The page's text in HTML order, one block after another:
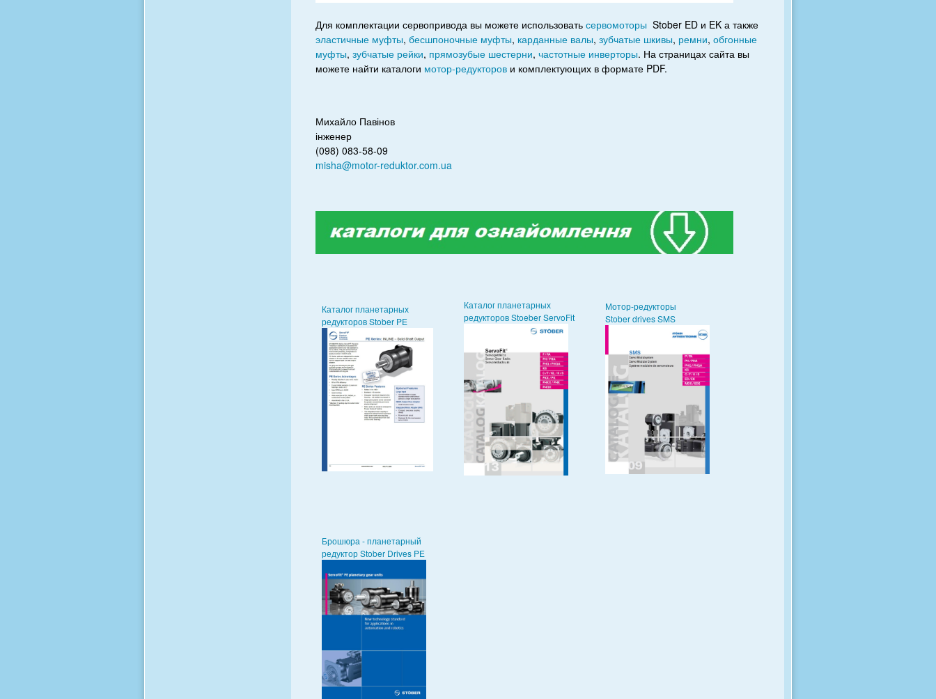
Для комплектации сервопривода вы можете использовать сервомоторы Stober ED и EK а также
эластичные муфты, бесшпоночные муфты, карданные валы, зубчатые шкивы, ремни, обгонные
муфты, зубчатые рейки, прямозубые шестерни, частотные инверторы. На страницах сайта вы
можете найти каталоги мотор-редукторов и комплектующих в формате PDF.
Михайло Павінов
інженер
(098) 083-58-09
misha@motor-reduktor.com.ua
Каталог планетарных
редукторов Stober PE
Каталог планетарных
редукторов Stoeber ServoFit
Мотор-редукторы
Stober drives SMS
Брошюра - планетарный
редуктор Stober Drives PE